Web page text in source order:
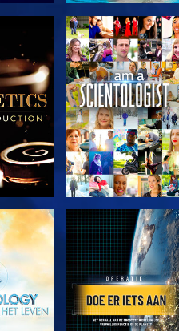
SERIE VERKEN DE SERIE
VERKEN DE SERIE